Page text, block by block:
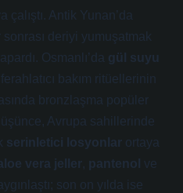
çalıştı. Antik Yunan’da
deriyi yumuşatmak
Osmanlı’da gül suyu
bakım ritüellerinin
bronzlaşma popüler
Avrupa sahillerinde
serinletici losyonlar ortaya
vera jeller, pantenol ve
son on yılda ise